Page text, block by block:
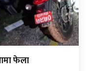
फेला